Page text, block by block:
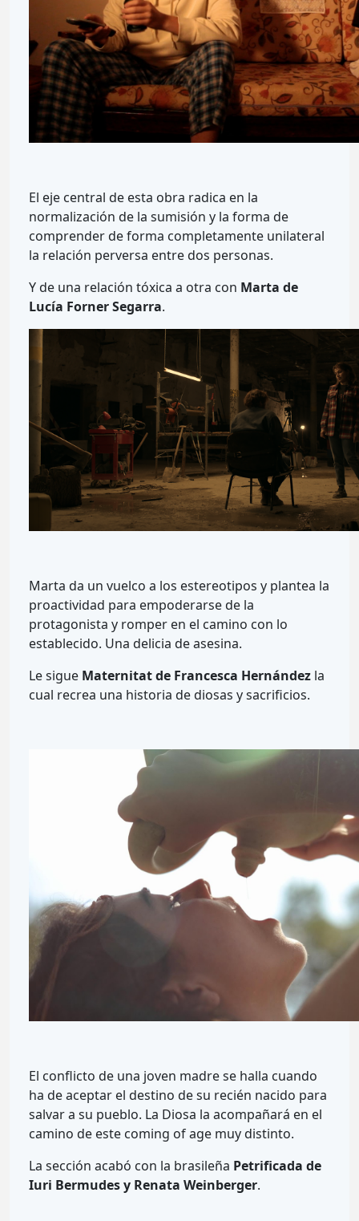
El eje central de esta obra radica en la
normalización de la sumisión y la forma de
comprender de forma completamente unilateral
la relación perversa entre dos personas.
Y de una relación tóxica a otra con Marta de
Lucía Forner Segarra.
Marta da un vuelco a los estereotipos y plantea la
proactividad para empoderarse de la
protagonista y romper en el camino con lo
establecido. Una delicia de asesina.
Le sigue Maternitat de Francesca Hernández la
cual recrea una historia de diosas y sacrificios.
El conflicto de una joven madre se halla cuando
ha de aceptar el destino de su recién nacido para
salvar a su pueblo. La Diosa la acompañará en el
camino de este coming of age muy distinto.
La sección acabó con la brasileña Petrificada de
Iuri Bermudes y Renata Weinberger.